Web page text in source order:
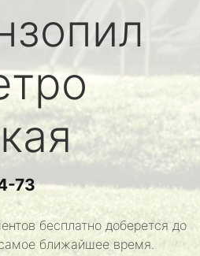
73
бесплатно доберется до
ближайшее время.